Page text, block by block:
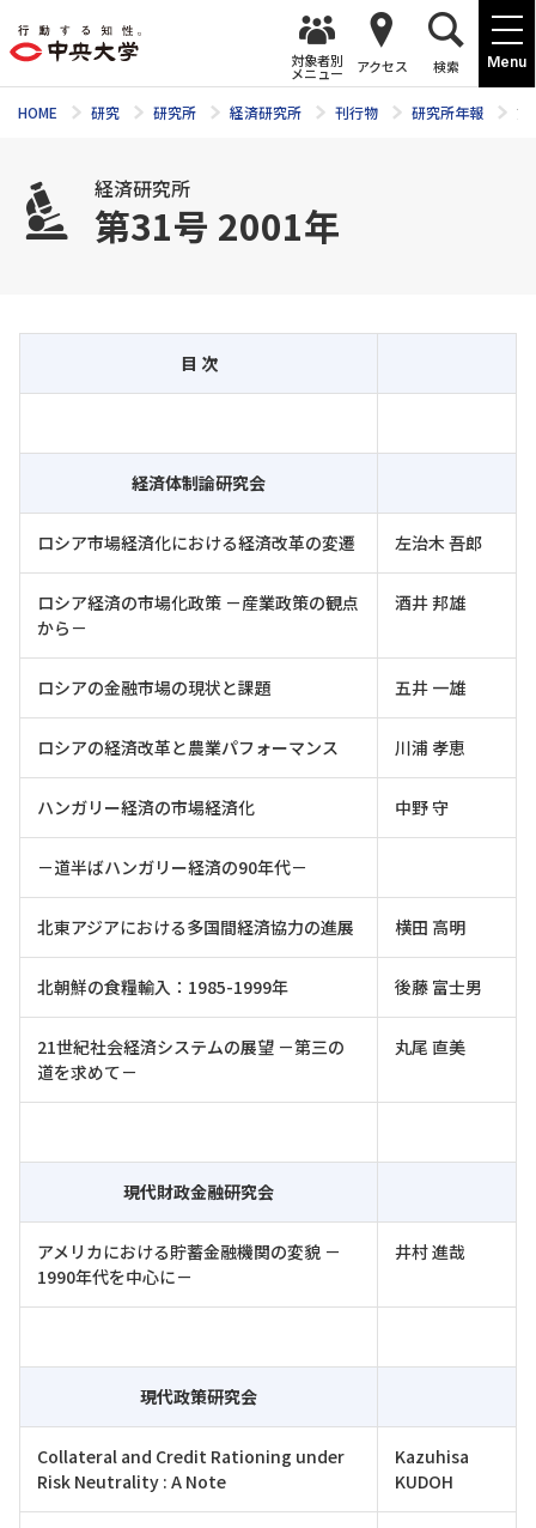
Menu
対象者別
メニュー アクセス 検索
HOME 研究 研究所 経済研究所 刊行物 研究所年報 第
経済研究所
第31号 2001年
目 次
経済体制論研究会
ロシア市場経済化における経済改革の変遷 左治木 吾郎
ロシア経済の市場化政策 －産業政策の観点
から－
酒井 邦雄
ロシアの金融市場の現状と課題 五井 一雄
ロシアの経済改革と農業パフォーマンス 川浦 孝恵
ハンガリー経済の市場経済化 中野 守
－道半ばハンガリー経済の90年代－
北東アジアにおける多国間経済協力の進展 横田 高明
北朝鮮の食糧輸入：1985-1999年 後藤 富士男
21世紀社会経済システムの展望 －第三の
道を求めて－
丸尾 直美
現代財政金融研究会
アメリカにおける貯蓄金融機関の変貌 －
1990年代を中心に－
井村 進哉
現代政策研究会
Collateral and Credit Rationing under
Risk Neutrality : A Note
Kazuhisa
KUDOH